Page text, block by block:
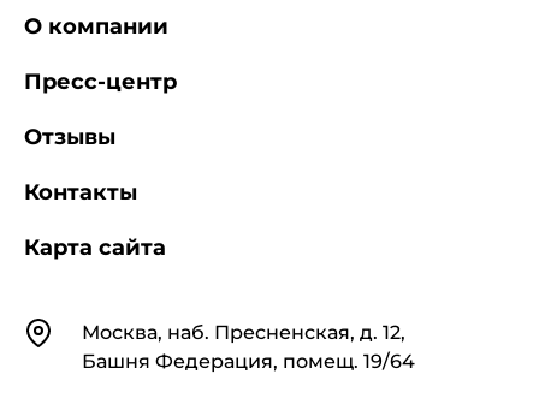
КонтактыМосква, наб. Пресненская, д. 12,
Башня Федерация, помещ. 19/64
О компании
Пресс-центр
Отзывы
Контакты
Карта сайта